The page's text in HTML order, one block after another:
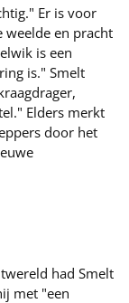
Er is voor
weelde en pracht
is een
is." Smelt
Elders merkt
door het
had Smelt
met "een